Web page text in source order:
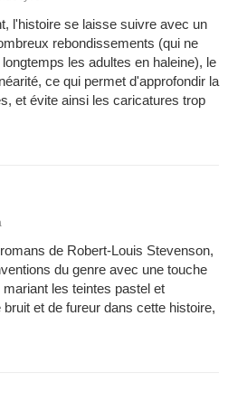
l'histoire se laisse suivre avec un
rebondissements (qui ne
les adultes en haleine), le
ce qui permet d'approfondir la
et évite ainsi les caricatures trop
de Robert-Louis Stevenson,
du genre avec une touche
les teintes pastel et
et de fureur dans cette histoire,